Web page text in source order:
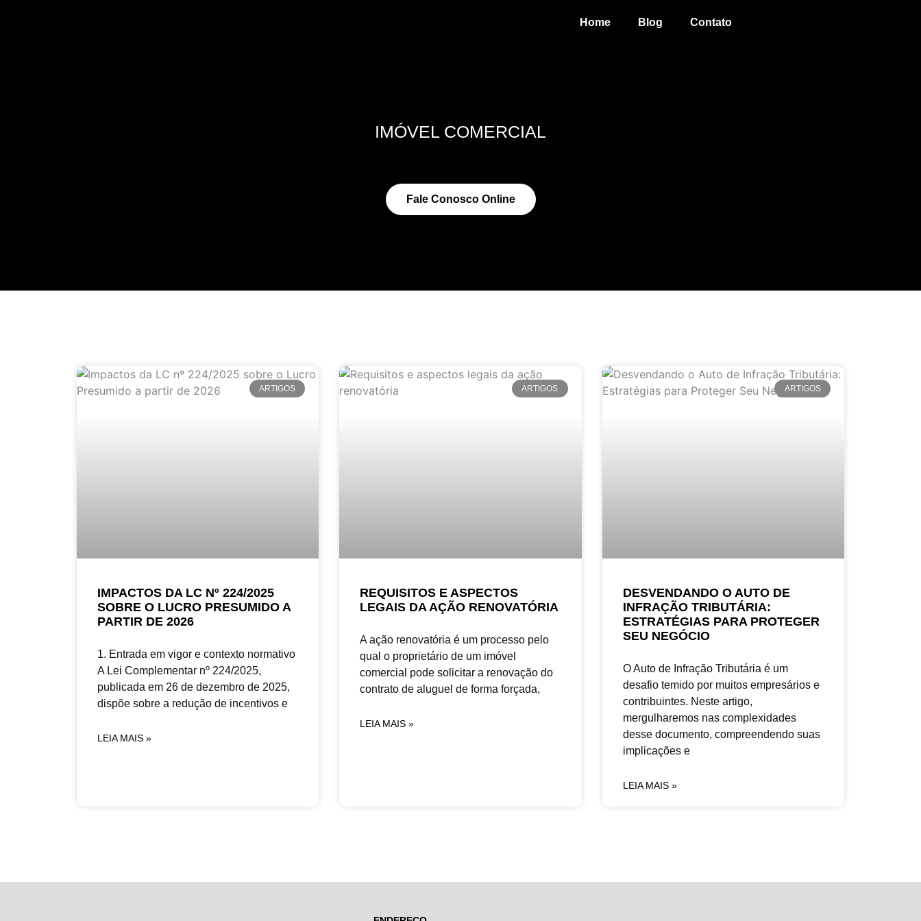
Home Blog Contato
IMÓVEL COMERCIAL
Fale Conosco Online
ARTIGOS
IMPACTOS DA LC Nº 224/2025
SOBRE O LUCRO PRESUMIDO A
PARTIR DE 2026
1. Entrada em vigor e contexto normativo
A Lei Complementar nº 224/2025,
publicada em 26 de dezembro de 2025,
dispõe sobre a redução de incentivos e
LEIA MAIS »
ARTIGOS
REQUISITOS E ASPECTOS
LEGAIS DA AÇÃO RENOVATÓRIA
A ação renovatória é um processo pelo
qual o proprietário de um imóvel
comercial pode solicitar a renovação do
contrato de aluguel de forma forçada,
LEIA MAIS »
ARTIGOS
DESVENDANDO O AUTO DE
INFRAÇÃO TRIBUTÁRIA:
ESTRATÉGIAS PARA PROTEGER
SEU NEGÓCIO
O Auto de Infração Tributária é um
desafio temido por muitos empresários e
contribuintes. Neste artigo,
mergulharemos nas complexidades
desse documento, compreendendo suas
implicações e
LEIA MAIS »